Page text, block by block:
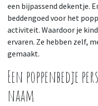
een bijpassend dekentje.
beddengoed voor het
activiteit. Waardoor je
ervaren. Ze hebben zelf,
gemaakt.
Een poppenbedje
naam